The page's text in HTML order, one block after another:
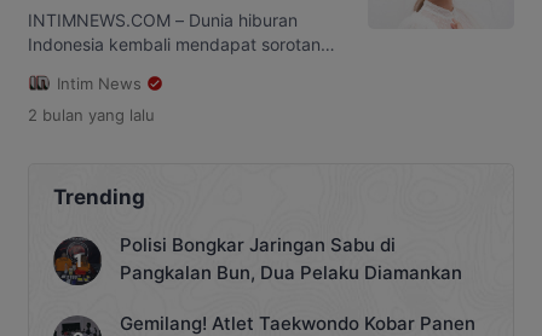
INTIMNEWS.COM – Dunia hiburan
Indonesia kembali mendapat sorotan
Andini berhasil masuk dalam daftar
Forbes 30 Under 30 Asia 2026,
berbagai negara Asia. Pencapaian ini
menjadi bukti bahwa industri musik
Tanah Air semakin diperhitungkan di
panggung global. Masuknya Tiara
dalam daftar prestisius tersebut tidak
Intim News
2 bulan yang lalu
Trending
Polisi Bongkar Jaringan Sabu di
Pangkalan Bun, Dua Pelaku Diamankan
Gemilang! Atlet Taekwondo Kobar Panen